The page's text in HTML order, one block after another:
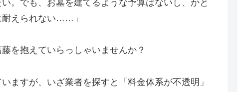
。でも、お墓を建てるような予算はないし、かと
耐えられない……」
を抱えていらっしゃいませんか？
ますが、いざ業者を探すと「料金体系が不透明」